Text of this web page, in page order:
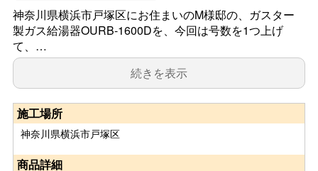
神奈川県横浜市戸塚区にお住まいのM様邸の、ガスター
製ガス給湯器OURB-1600Dを、今回は号数を1つ上げ
て、…
続きを表示
施工場所
神奈川県横浜市戸塚区
商品詳細